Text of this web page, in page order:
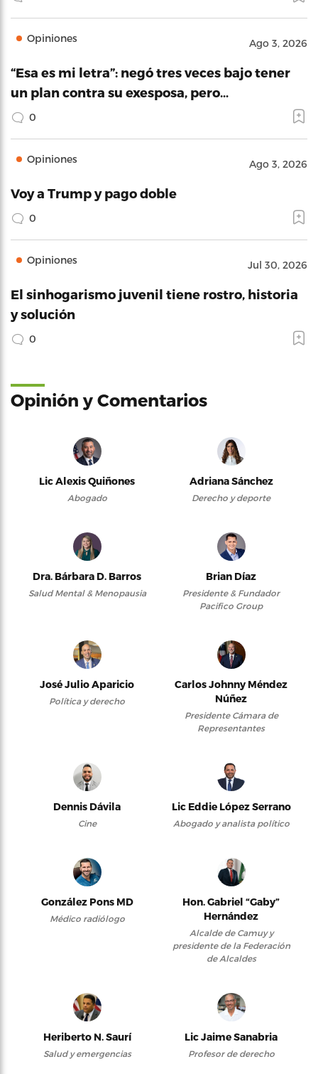
Opiniones Ago 3, 2026
“Esa es mi letra”: negó tres veces bajo tener
un plan contra su exesposa, pero…
0
Opiniones Ago 3, 2026
Voy a Trump y pago doble
0
Opiniones Jul 30, 2026
El sinhogarismo juvenil tiene rostro, historia
y solución
0
Opinión y Comentarios
Lic Alexis Quiñones
Abogado
Adriana Sánchez
Derecho y deporte
Dra. Bárbara D. Barros
Salud Mental & Menopausia
Brian Díaz
Presidente & Fundador
Pacifico Group
José Julio Aparicio
Política y derecho
Carlos Johnny Méndez
Núñez
Presidente Cámara de
Representantes
Dennis Dávila
Cine
Lic Eddie López Serrano
Abogado y analista político
González Pons MD
Médico radiólogo
Hon. Gabriel “Gaby”
Hernández
Alcalde de Camuy y
presidente de la Federación
de Alcaldes
Heriberto N. Saurí
Salud y emergencias
Lic Jaime Sanabria
Profesor de derecho